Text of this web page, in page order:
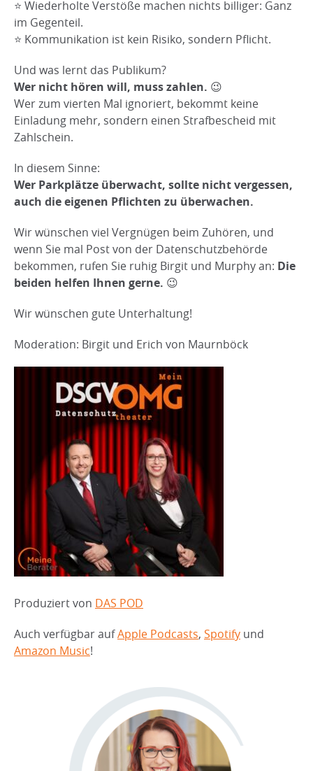
⭐ Wiederholte Verstöße machen nichts billiger: Ganz
im Gegenteil.
⭐ Kommunikation ist kein Risiko, sondern Pflicht.
Und was lernt das Publikum?
Wer nicht hören will, muss zahlen. 😉
Wer zum vierten Mal ignoriert, bekommt keine
Einladung mehr, sondern einen Strafbescheid mit
Zahlschein.
In diesem Sinne:
Wer Parkplätze überwacht, sollte nicht vergessen,
auch die eigenen Pflichten zu überwachen.
Wir wünschen viel Vergnügen beim Zuhören, und
wenn Sie mal Post von der Datenschutzbehörde
bekommen, rufen Sie ruhig Birgit und Murphy an: Die
beiden helfen Ihnen gerne. 😉
Wir wünschen gute Unterhaltung!
Moderation: Birgit und Erich von Maurnböck
Produziert von DAS POD
Auch verfügbar aufApple Podcasts, Spotify und
Amazon Music!